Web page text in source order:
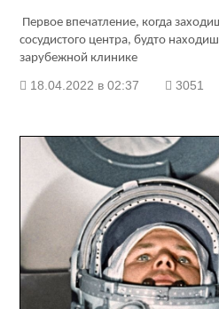
Первое впечатление, когда
сосудистого центра, будто
зарубежной клинике
18.04.2022 в 02:37 3051